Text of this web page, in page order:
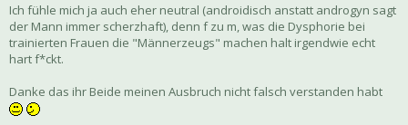
Ich fühle mich ja auch eher neutral (androidisch anstatt androgyn sagt
der Mann immer scherzhaft), denn f zu m, was die Dysphorie bei
trainierten Frauen die "Männerzeugs" machen halt irgendwie echt
hart f*ckt.
Danke das ihr Beide meinen Ausbruch nicht falsch verstanden habt